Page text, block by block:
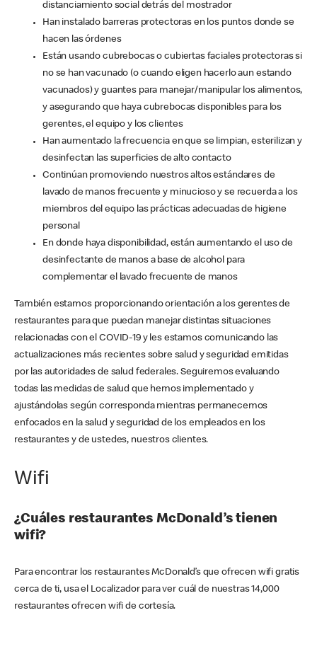
distanciamiento social detrás del mostrador
Han instalado barreras protectoras en los puntos donde se
hacen las órdenes
Están usando cubrebocas o cubiertas faciales protectoras si
no se han vacunado (o cuando eligen hacerlo aun estando
vacunados) y guantes para manejar/manipular los alimentos,
y asegurando que haya cubrebocas disponibles para los
gerentes, el equipo y los clientes
Han aumentado la frecuencia en que se limpian, esterilizan y
desinfectan las superficies de alto contacto
Continúan promoviendo nuestros altos estándares de
lavado de manos frecuente y minucioso y se recuerda a los
miembros del equipo las prácticas adecuadas de higiene
personal
En donde haya disponibilidad, están aumentando el uso de
desinfectante de manos a base de alcohol para
complementar el lavado frecuente de manos
También estamos proporcionando orientación a los gerentes de
restaurantes para que puedan manejar distintas situaciones
relacionadas con el COVID-19 y les estamos comunicando las
actualizaciones más recientes sobre salud y seguridad emitidas
por las autoridades de salud federales. Seguiremos evaluando
todas las medidas de salud que hemos implementado y
ajustándolas según corresponda mientras permanecemos
enfocados en la salud y seguridad de los empleados en los
restaurantes y de ustedes, nuestros clientes.
Wifi
¿Cuáles restaurantes McDonald’s tienen
wifi?
Para encontrar los restaurantes McDonald’s que ofrecen wifi gratis
cerca de ti, usa el Localizador para ver cuál de nuestras 14,000
restaurantes ofrecen wifi de cortesía.